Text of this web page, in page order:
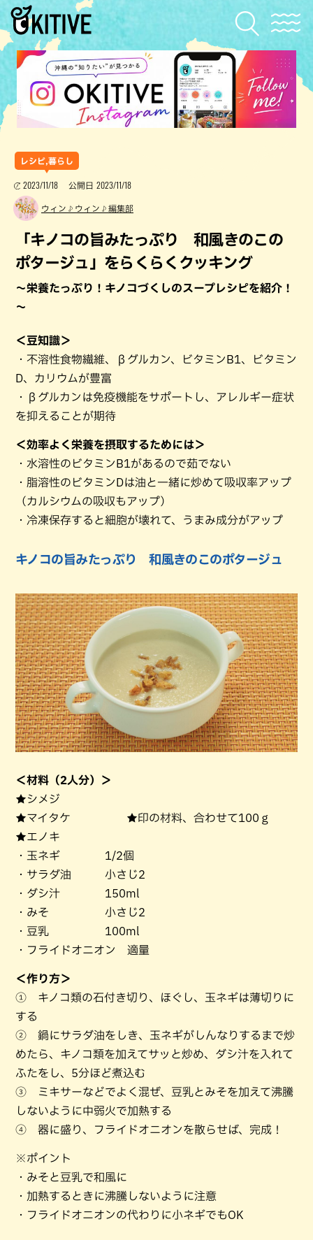
レシピ,暮らし
2023/11/18 公開日 2023/11/18
ウィン♪ウィン♪編集部
「キノコの旨みたっぷり 和風きのこの
ポタージュ」をらくらくクッキング
～栄養たっぷり！キノコづくしのスープレシピを紹介！
～
＜豆知識＞
・不溶性食物繊維、βグルカン、ビタミンB1、ビタミン
D、カリウムが豊富
・βグルカンは免疫機能をサポートし、アレルギー症状
を抑えることが期待
＜効率よく栄養を摂取するためには＞
・水溶性のビタミンB1があるので茹でない
・脂溶性のビタミンDは油と一緒に炒めて吸収率アップ
（カルシウムの吸収もアップ）
・冷凍保存すると細胞が壊れて、うまみ成分がアップ
キノコの旨みたっぷり 和風きのこのポタージュ
＜材料（2人分）＞
★シメジ
★マイタケ ★印の材料、合わせて100ｇ
★エノキ
・玉ネギ 1/2個
・サラダ油 小さじ2
・ダシ汁 150ml
・みそ 小さじ2
・豆乳 100ml
・フライドオニオン 適量
＜作り方＞
① キノコ類の石付き切り、ほぐし、玉ネギは薄切りに
する
② 鍋にサラダ油をしき、玉ネギがしんなりするまで炒
めたら、キノコ類を加えてサッと炒め、ダシ汁を入れて
ふたをし、5分ほど煮込む
③ ミキサーなどでよく混ぜ、豆乳とみそを加えて沸騰
しないように中弱火で加熱する
④ 器に盛り、フライドオニオンを散らせば、完成！
※ポイント
・みそと豆乳で和風に
・加熱するときに沸騰しないように注意
・フライドオニオンの代わりに小ネギでもOK